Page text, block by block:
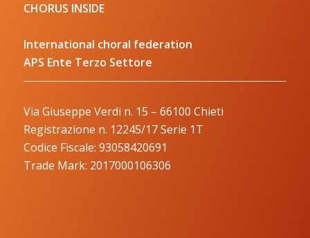
CHORUS INSIDE
International choral federation
APS Ente Terzo Settore
Via Giuseppe Verdi n. 15 – 66100 Chieti
Registrazione n. 12245/17 Serie 1T
Codice Fiscale: 93058420691
Trade Mark: 2017000106306